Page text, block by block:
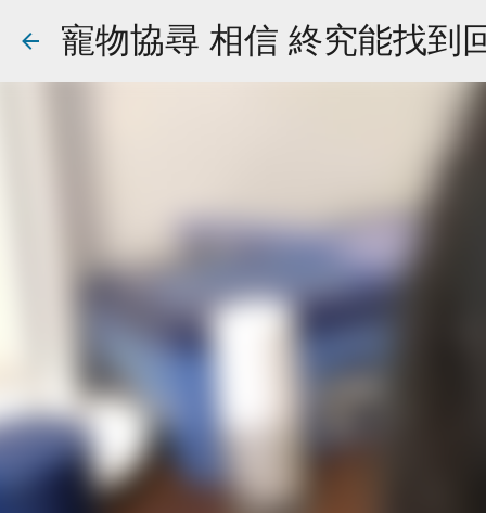
寵物協尋 相信 終究能找到